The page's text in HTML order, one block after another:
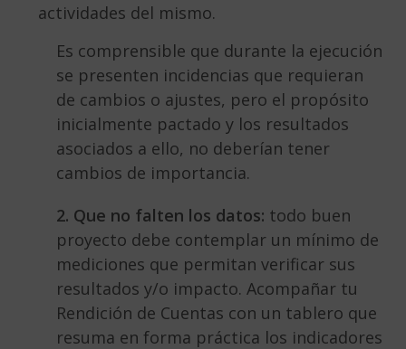
actividades del mismo.
Es comprensible que durante la ejecución
se presenten incidencias que requieran
de cambios o ajustes, pero el propósito
inicialmente pactado y los resultados
asociados a ello, no deberían tener
cambios de importancia.
2. Que no falten los datos: todo buen
proyecto debe contemplar un mínimo de
mediciones que permitan verificar sus
resultados y/o impacto. Acompañar tu
Rendición de Cuentas con un tablero que
resuma en forma práctica los indicadores